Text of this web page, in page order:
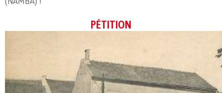
PÉTITION